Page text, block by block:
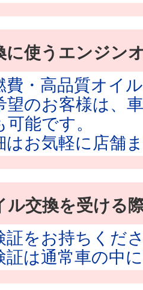
に使うエンジン
費・高品質オイ
望のお客様は、
可能です。
はお気軽に店舗
ル交換を受ける
証をお持ちくだ
証は通常車の中